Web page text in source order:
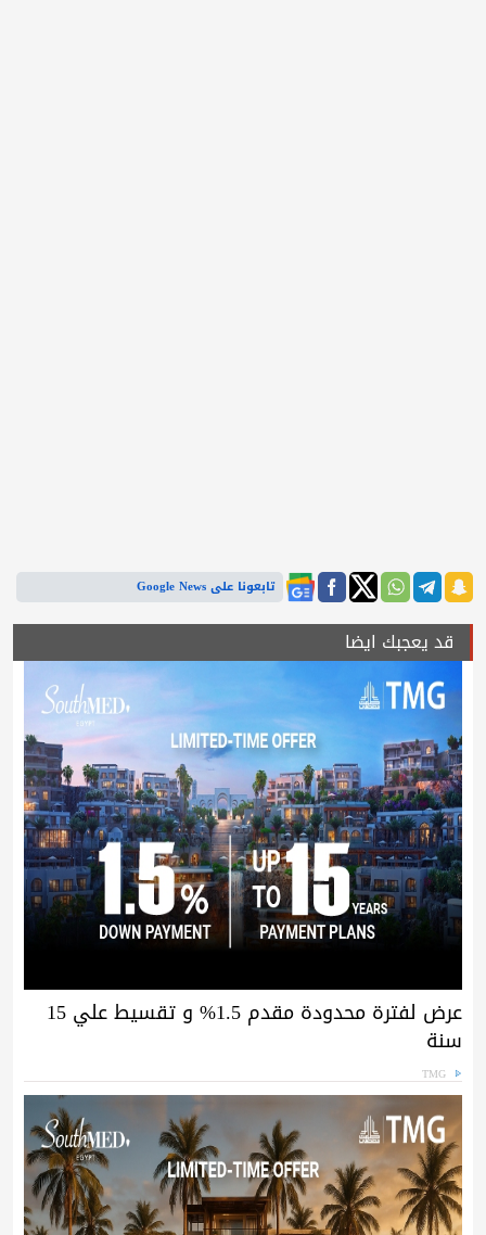
تابعونا على Google News
قد يعجبك ايضا
عرض لفترة محدودة مقدم 1.5% و تقسيط علي 15
سنة
TMG